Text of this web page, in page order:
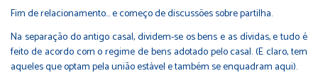
Fim de relacionamento... e começo de discussões sobre partilha.
Na separação do antigo casal, dividem-se os bens e as dívidas, e tudo é
feito de acordo com o regime de bens adotado pelo casal. (E claro, tem
aqueles que optam pela união estável e também se enquadram aqui).